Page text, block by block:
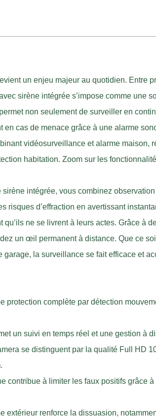
un enjeu majeur au quotidien. Entre
sirène intégrée s’impose comme une
non seulement de surveiller en
en cas de menace grâce à une alarme
vidéosurveillance et alarme maison,
habitation. Zoom sur les
intégrée, vous combinez
risques d’effraction en avertissant
ne se livrent à leurs actes. Grâce à
un œil permanent à distance. Que ce
garage, la surveillance se fait efficace et
protection complète par détection
un suivi en temps réel et une gestion à
se distinguent par la qualité Full HD
contribue à limiter les faux positifs grâce
extérieur renforce la dissuasion,